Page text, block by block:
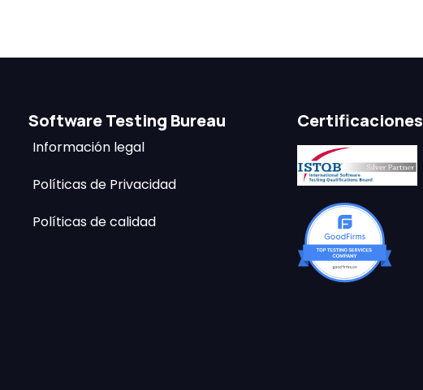
Software Testing Bureau
Información legal
Políticas de Privacidad
Políticas de calidad
Certificaciones